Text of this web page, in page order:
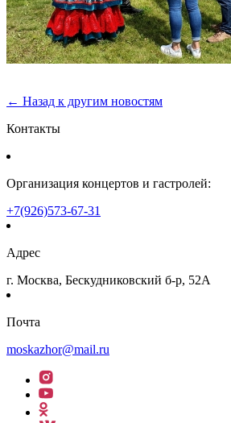
← Назад к другим новостям
Контакты
Организация концертов и гастролей:
+7(926)573-67-31
Адрес
г. Москва, Бескудниковский б-р, 52А
Почта
moskazhor@mail.ru